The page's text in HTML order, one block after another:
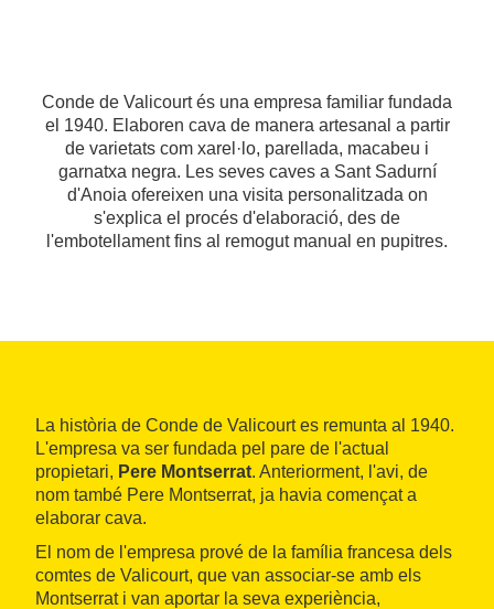
Conde de Valicourt és una empresa familiar fundada
el 1940. Elaboren cava de manera artesanal a partir
de varietats com xarel·lo, parellada, macabeu i
garnatxa negra. Les seves caves a Sant Sadurní
d'Anoia ofereixen una visita personalitzada on
s'explica el procés d'elaboració, des de
l'embotellament fins al remogut manual en pupitres.
La història de Conde de Valicourt es remunta al 1940.
L'empresa va ser fundada pel pare de l'actual
propietari, Pere Montserrat. Anteriorment, l'avi, de
nom també Pere Montserrat, ja havia començat a
elaborar cava.
El nom de l'empresa prové de la família francesa dels
comtes de Valicourt, que van associar-se amb els
Montserrat i van aportar la seva experiència,